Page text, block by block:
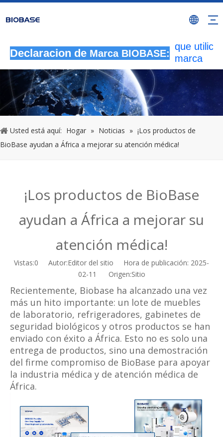
Declaracion de Marca BIOBASE:
que
marca
BIOBASE
serán
una
Usted está aquí: Hogar » Noticias » ¡Los productos de
BioBase ayudan a África a mejorar su atención médica!
¡Los productos de BioBase
ayudan a África a mejorar su
atención médica!
Vistas:0 Autor:Editor del sitio Hora de publicación: 2025-
02-11 Origen:Sitio
Recientemente, Biobase ha alcanzado una vez
más un hito importante: un lote de muebles
de laboratorio, refrigeradores, gabinetes de
seguridad biológicos y otros productos se han
enviado con éxito a África. Esto no es solo una
entrega de productos, sino una demostración
del firme compromiso de BioBase para apoyar
la industria médica y de atención médica de
África.